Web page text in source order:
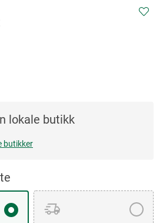
lokale butikk
butikker